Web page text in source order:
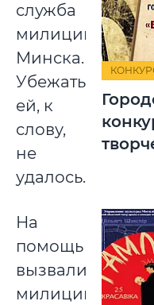
служба
милиции
Минска.
Убежать
ей, к
слову,
не
удалось.
На
помощь
вызвали
милицию.